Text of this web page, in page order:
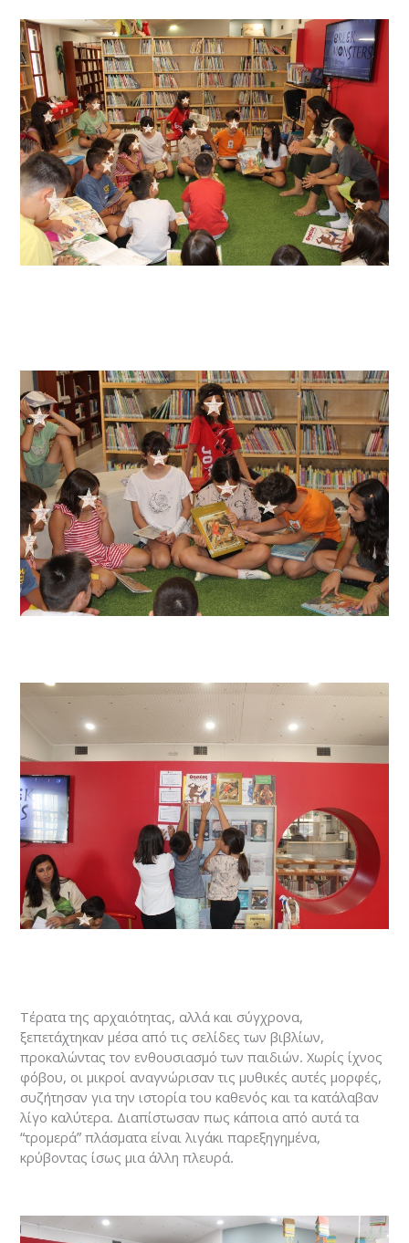
Τέρατα της αρχαιότητας, αλλά και σύγχρονα,
ξεπετάχτηκαν μέσα από τις σελίδες των βιβλίων,
προκαλώντας τον ενθουσιασμό των παιδιών. Χωρίς ίχνος
φόβου, οι μικροί αναγνώρισαν τις μυθικές αυτές μορφές,
συζήτησαν για την ιστορία του καθενός και τα κατάλαβαν
λίγο καλύτερα. Διαπίστωσαν πως κάποια από αυτά τα
“τρομερά” πλάσματα είναι λιγάκι παρεξηγημένα,
κρύβοντας ίσως μια άλλη πλευρά.